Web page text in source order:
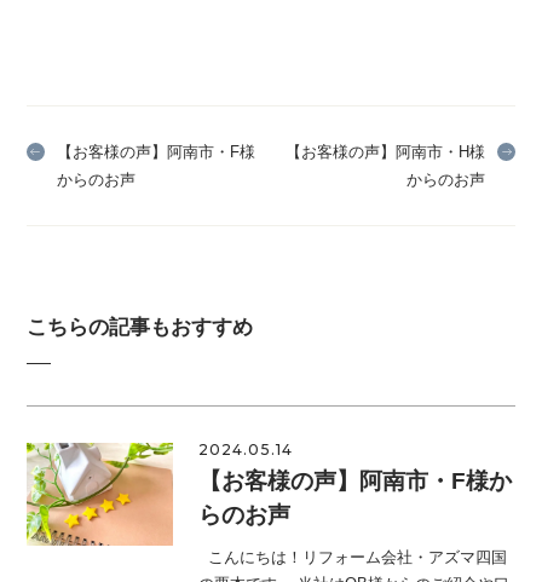
【お客様の声】阿南市・F様
からのお声
【お客様の声】阿南市・H様
からのお声
こちらの記事もおすすめ
2024.05.14
【お客様の声】阿南市・F様か
らのお声
こんにちは！リフォーム会社・アズマ四国